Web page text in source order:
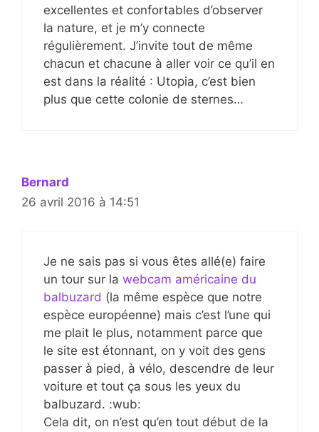
excellentes et confortables d’observer
la nature, et je m’y connecte
régulièrement. J’invite tout de même
chacun et chacune à aller voir ce qu’il en
est dans la réalité : Utopia, c’est bien
plus que cette colonie de sternes…
Bernard
26 avril 2016 à 14:51
Je ne sais pas si vous êtes allé(e) faire
un tour sur la webcam américaine du
balbuzard (la même espèce que notre
espèce européenne) mais c’est l’une qui
me plait le plus, notamment parce que
le site est étonnant, on y voit des gens
passer à pied, à vélo, descendre de leur
voiture et tout ça sous les yeux du
balbuzard. :wub:
Cela dit, on n’est qu’en tout début de la